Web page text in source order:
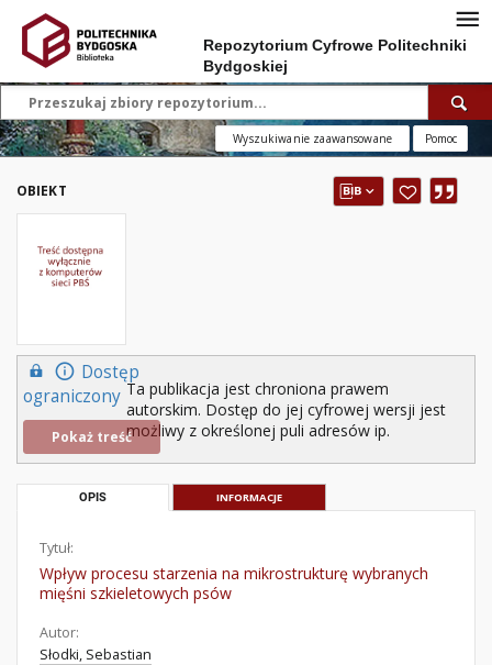
Repozytorium Cyfrowe Politechniki
Bydgoskiej
Wyszukiwanie zaawansowane Pomoc
OBIEKT
Dostęp
ograniczony
Pokaż treść
Ta publikacja jest chroniona prawem
autorskim. Dostęp do jej cyfrowej wersji jest
możliwy z określonej puli adresów ip.
OPIS INFORMACJE
Tytuł:
Wpływ procesu starzenia na mikrostrukturę wybranych
mięśni szkieletowych psów
Autor:
Słodki, Sebastian